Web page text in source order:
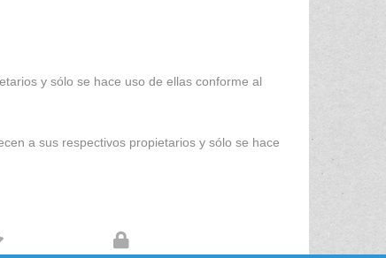
y sólo se hace uso de ellas conforme al
a sus respectivos propietarios y sólo se hace